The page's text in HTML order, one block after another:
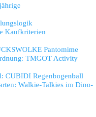
Kaufkriterien
Pantomime
TMGOT Activity
CUBIDI Regenbogenball
Walkie-Talkies im Dino-